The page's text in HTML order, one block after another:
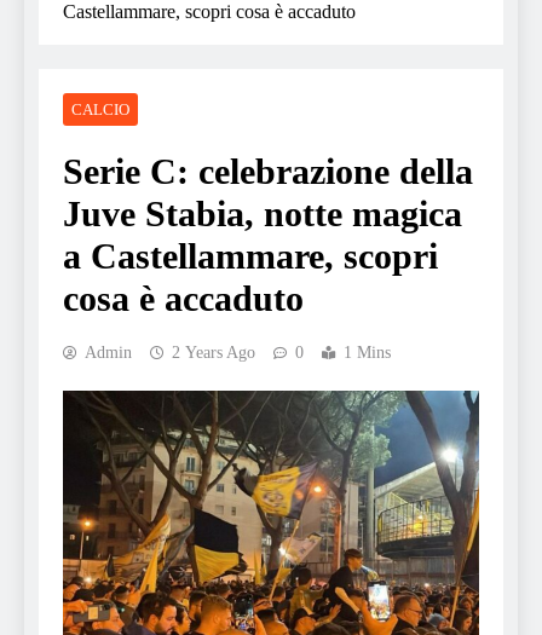
Castellammare, scopri cosa è accaduto
CALCIO
Serie C: celebrazione della
Juve Stabia, notte magica
a Castellammare, scopri
cosa è accaduto
Admin 2 Years Ago 0 1 Mins